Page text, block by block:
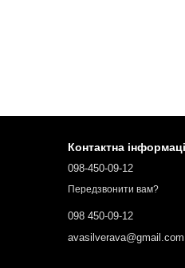
Контактна
098-450-09-12
Передзвонити вам?
098 450-09-12
avasilverava@gmail.com